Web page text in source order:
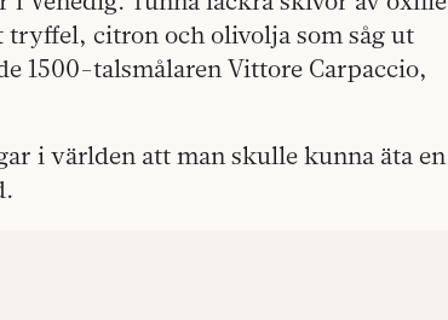
citron och olivolja som såg ut
1500-talsmålaren Vittore Carpaccio,
i världen att man skulle kunna äta en